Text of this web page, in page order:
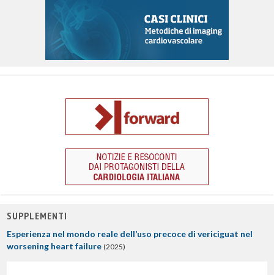
SUPPLEMENTI
Esperienza nel mondo reale dell’uso precoce di vericiguat nel
worsening heart failure (2025)